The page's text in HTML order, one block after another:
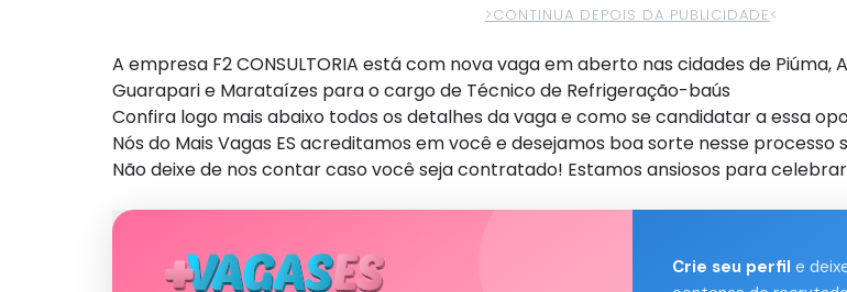
>CONTINUA DEPOIS DA PUBLICIDADE<
A empresa F2 CONSULTORIA está com nova vaga em aberto nas cidades de
Guarapari e Marataízes para o cargo de Técnico de Refrigeração-baús
Confira logo mais abaixo todos os detalhes da vaga e como se candidatar a essa
Nós do Mais Vagas ES acreditamos em você e desejamos boa sorte nesse processo
Não deixe de nos contar caso você seja contratado! Estamos ansiosos para
Crie seu perfil e